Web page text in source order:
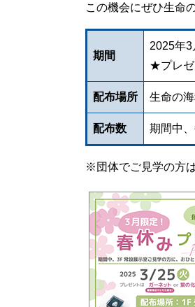
この機会にぜひ生命
期間
2025年
★プレゼ
配布場所 生命の
配布数 期間中
※団体でご見学の方